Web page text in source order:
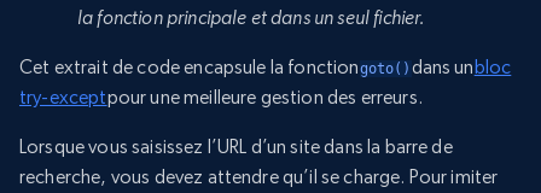
la fonction principale et dans un seul fichier.
Cet extrait de code encapsule la fonctiongoto() dans unbloc
try-exceptpour une meilleure gestion des erreurs.
Lorsque vous saisissez l’URL d’un site dans la barre de
recherche, vous devez attendre qu’il se charge. Pour imiter